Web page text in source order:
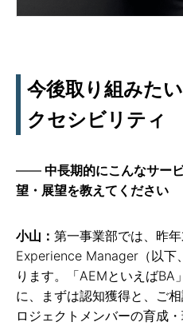
今後取り組みた
クセシビリティ
中長期的にこんなサー
望・展望を教えてください
小山： 第一事業部では、昨
Experience Manager（以下
ります。「AEMといえばBA
に、まずは認知獲得と、ご
ロジェクトメンバーの育成